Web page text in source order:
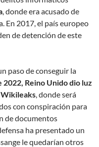
, donde era acusado de
En 2017, el país europeo
de detención de este
paso de conseguir la
2022, Reino Unido dio luz
Wikileaks, donde será
con conspiración para
de documentos
ha presentado un
le quedarían otros